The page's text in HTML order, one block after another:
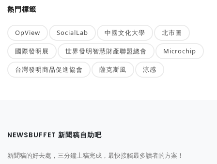
熱門標籤
OpView SocialLab 中國文化大學 北市圖
國際發明展 世界發明智慧財產聯盟總會 Microchip
台灣發明商品促進協會 薩克斯風 涼感
NEWSBUFFET 新聞稿自助吧
新聞稿的好去處，三分鐘上稿完成，最快接觸最多讀者的方案！